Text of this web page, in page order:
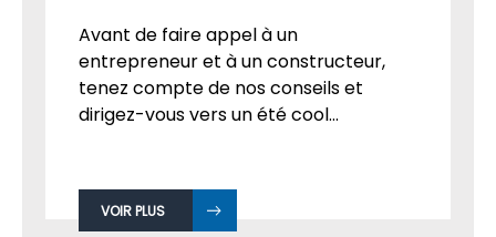
Avant de faire appel à un
entrepreneur et à un constructeur,
tenez compte de nos conseils et
dirigez-vous vers un été cool...
VOIR PLUS